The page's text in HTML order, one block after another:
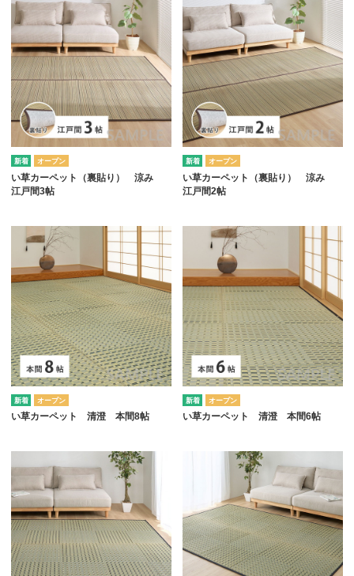
オープン
い草カーペット（裏貼り） 涼み
江戸間3帖
オープン
い草カーペット（裏貼り） 涼み
江戸間2帖
オープン
い草カーペット 清澄 本間8帖
オープン
い草カーペット 清澄 本間6帖